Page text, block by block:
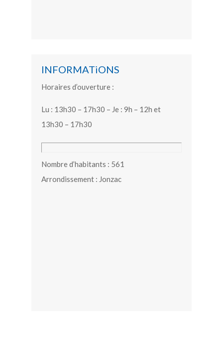
INFORMATiONS
Horaires d’ouverture :
Lu : 13h30 – 17h30 – Je : 9h – 12h et
13h30 – 17h30
Nombre d’habitants : 561
Arrondissement : Jonzac